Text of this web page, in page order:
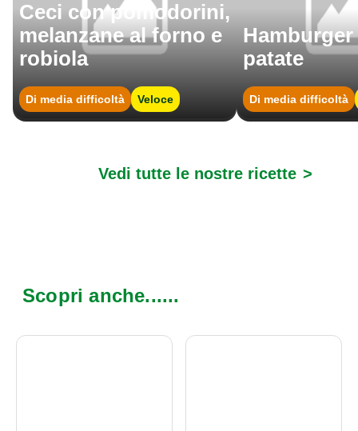
Ceci con pomodorini,
melanzane al forno e
robiola
Di media difficoltà Veloce
patate
Di media difficoltà
Vedi tutte le nostre ricette >
Scopri anche......